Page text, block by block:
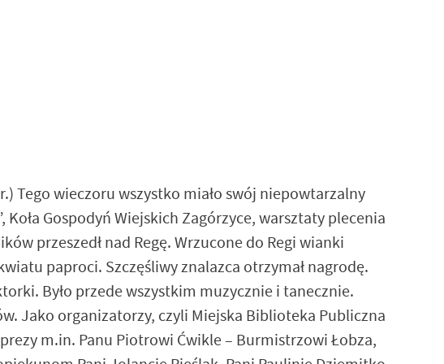
Tego wieczoru wszystko miało swój niepowtarzalny
Gospodyń Wiejskich Zagórzyce, warsztaty plecenia
przeszedł nad Regę. Wrzucone do Regi wianki
paproci. Szczęśliwy znalazca otrzymał nagrodę.
Było przede wszystkim muzycznie i tanecznie.
Jako organizatorzy, czyli Miejska Biblioteka Publiczna
m.in. Panu Piotrowi Ćwikle – Burmistrzowi Łobza,